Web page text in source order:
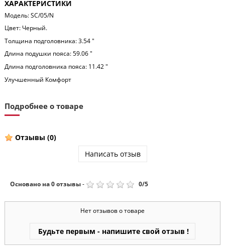
ХАРАКТЕРИСТИКИ
Модель: SC/05/N
Цвет: Черный.
Толщина подголовника: 3.54 "
Длина подушки пояса: 59.06 "
Длина подголовника пояса: 11.42 "
Улучшенный Комфорт
Подробнее о товаре
Отзывы (0)
Написать отзыв
Основано на0отзывы- 0/5
Нет отзывов о товаре
Будьте первым - напишите свой отзыв !